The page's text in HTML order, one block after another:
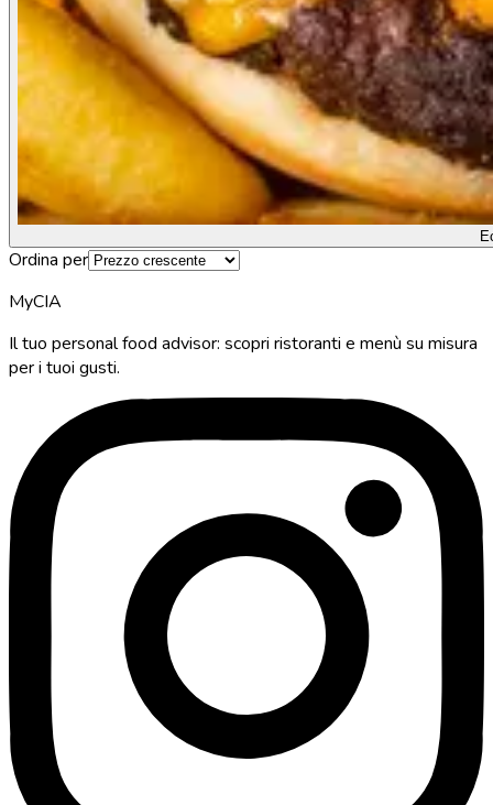
Ordina per
MyCIA
Il tuo personal food advisor: scopri ristoranti e menù su misura
per i tuoi gusti.